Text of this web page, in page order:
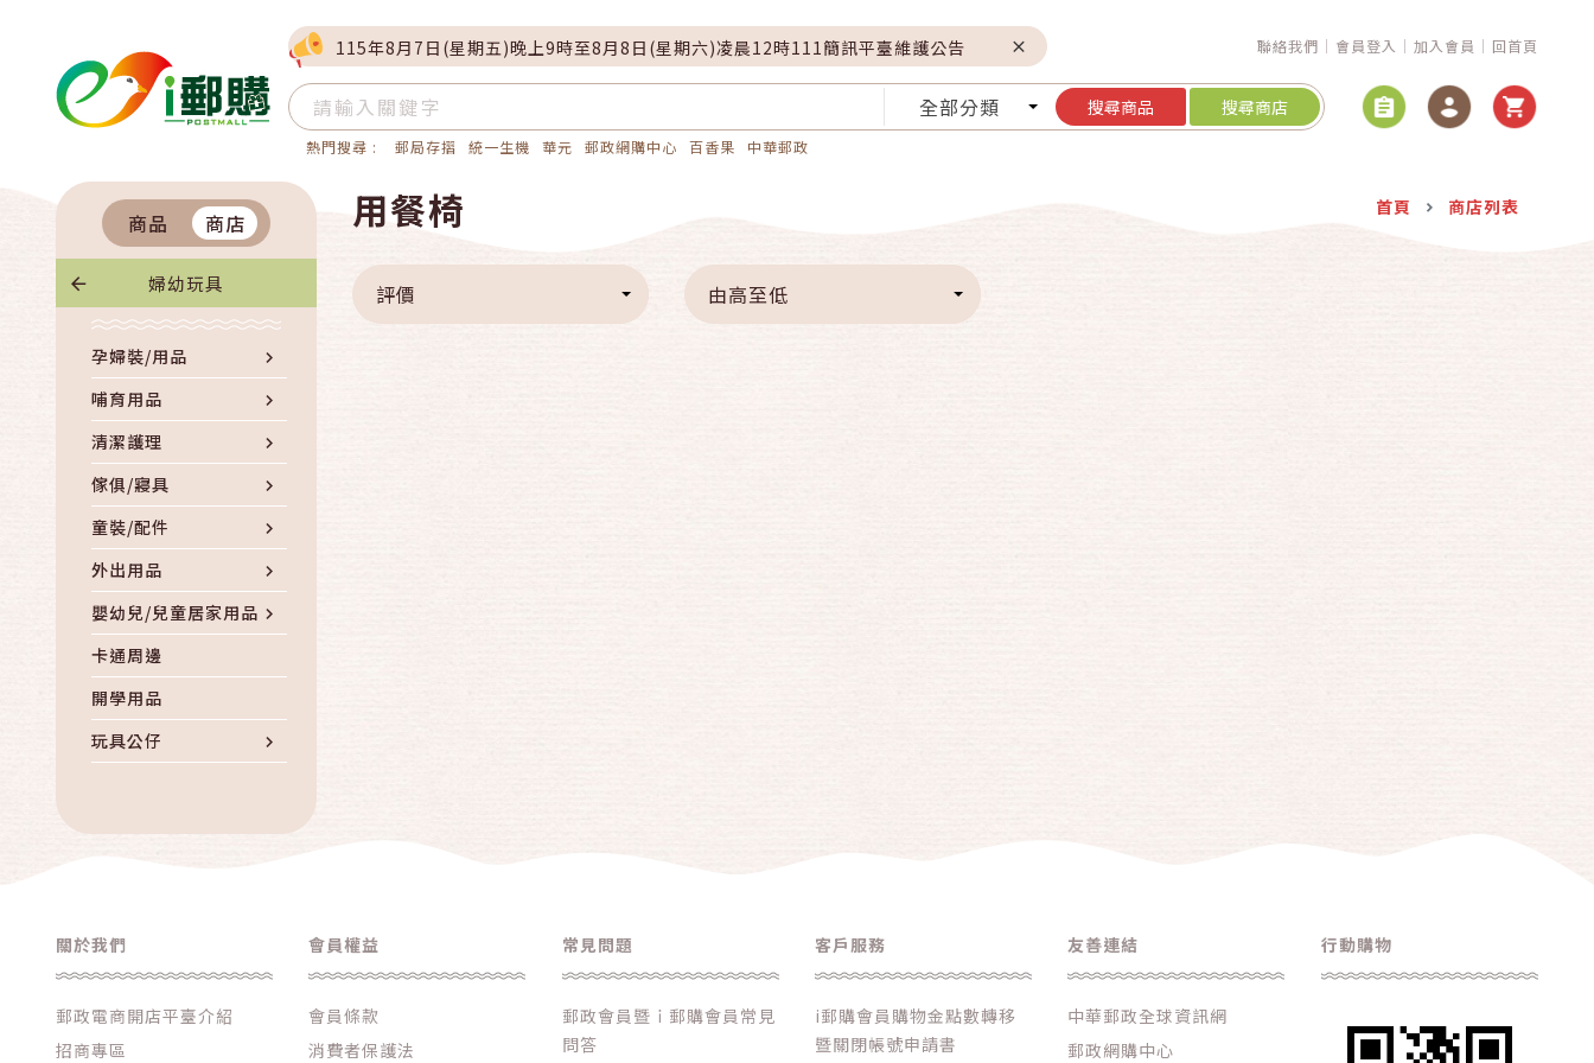
115年8月7日(星期五)晚上9時至8月8日(星期六)凌晨12時111簡訊平臺維護公告 聯絡我們 會員登入 加入會員 回首頁
全部分類 搜尋商品 搜尋商店
熱門搜尋 : 郵局存摺 統一生機 華元 郵政網購中心 百香果 中華郵政
商品 商店
婦幼玩具
孕婦裝/用品
哺育用品
清潔護理
傢俱/寢具
童裝/配件
外出用品
嬰幼兒/兒童居家用品
卡通周邊
開學用品
玩具公仔
用餐椅 首頁 商店列表
評價 由高至低
關於我們
郵政電商開店平臺介紹
招商專區
會員權益
會員條款
消費者保護法
常見問題
郵政會員暨ｉ郵購會員常見
問答
客戶服務
i郵購會員購物金點數轉移
暨關閉帳號申請書
友善連結
中華郵政全球資訊網
郵政網購中心
行動購物